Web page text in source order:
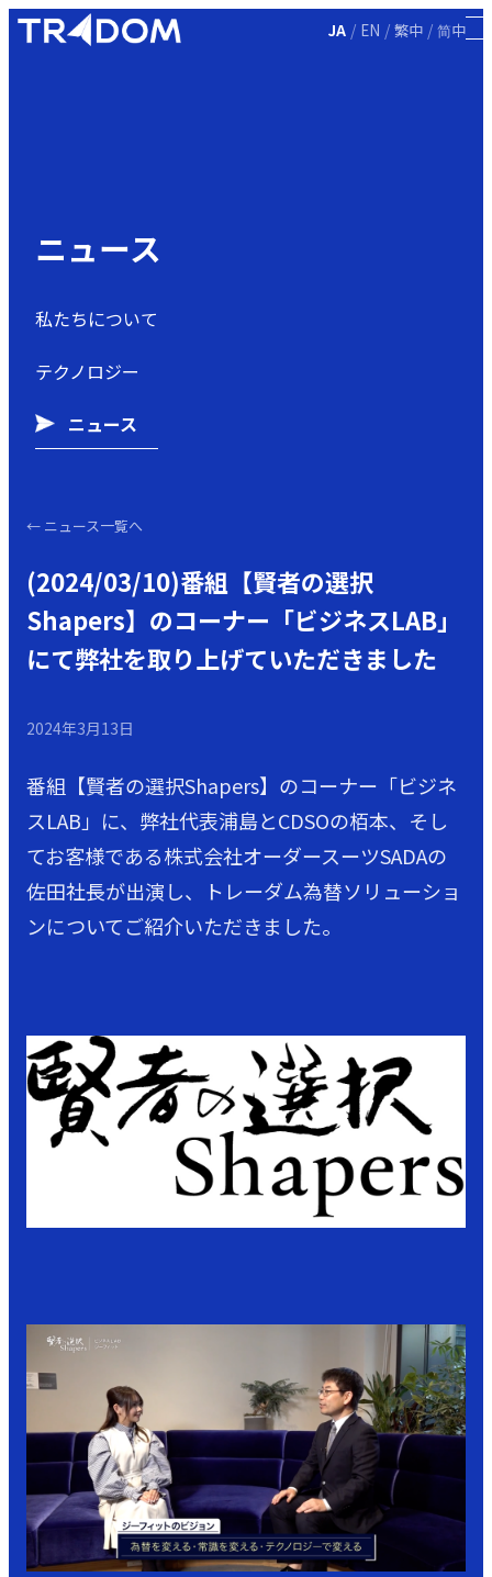
JA / EN / 繁中 / 简中
ニュース
私たちについて
テクノロジー
ニュース
← ニュース一覧へ
(2024/03/10)番組【賢者の選択
Shapers】のコーナー「ビジネスLAB」
にて弊社を取り上げていただきました
2024年3月13日
番組【賢者の選択Shapers】のコーナー「ビジネ
スLAB」に、弊社代表浦島とCDSOの栢本、そし
てお客様である株式会社オーダースーツSADAの
佐田社長が出演し、トレーダム為替ソリューショ
ンについてご紹介いただきました。